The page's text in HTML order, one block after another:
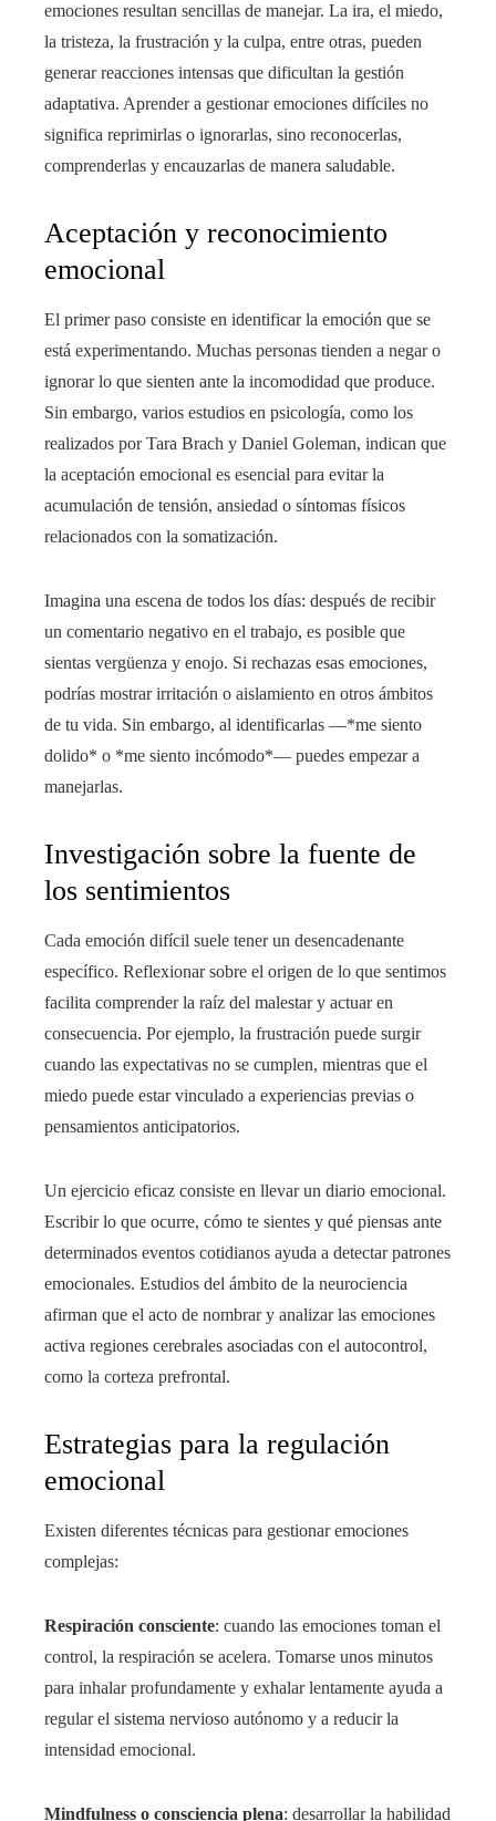
emociones resultan sencillas de manejar. La ira, el miedo,
la tristeza, la frustración y la culpa, entre otras, pueden
generar reacciones intensas que dificultan la gestión
adaptativa. Aprender a gestionar emociones difíciles no
significa reprimirlas o ignorarlas, sino reconocerlas,
comprenderlas y encauzarlas de manera saludable.
Aceptación y reconocimiento
emocional
El primer paso consiste en identificar la emoción que se
está experimentando. Muchas personas tienden a negar o
ignorar lo que sienten ante la incomodidad que produce.
Sin embargo, varios estudios en psicología, como los
realizados por Tara Brach y Daniel Goleman, indican que
la aceptación emocional es esencial para evitar la
acumulación de tensión, ansiedad o síntomas físicos
relacionados con la somatización.
Imagina una escena de todos los días: después de recibir
un comentario negativo en el trabajo, es posible que
sientas vergüenza y enojo. Si rechazas esas emociones,
podrías mostrar irritación o aislamiento en otros ámbitos
de tu vida. Sin embargo, al identificarlas —*me siento
dolido* o *me siento incómodo*— puedes empezar a
manejarlas.
Investigación sobre la fuente de
los sentimientos
Cada emoción difícil suele tener un desencadenante
específico. Reflexionar sobre el origen de lo que sentimos
facilita comprender la raíz del malestar y actuar en
consecuencia. Por ejemplo, la frustración puede surgir
cuando las expectativas no se cumplen, mientras que el
miedo puede estar vinculado a experiencias previas o
pensamientos anticipatorios.
Un ejercicio eficaz consiste en llevar un diario emocional.
Escribir lo que ocurre, cómo te sientes y qué piensas ante
determinados eventos cotidianos ayuda a detectar patrones
emocionales. Estudios del ámbito de la neurociencia
afirman que el acto de nombrar y analizar las emociones
activa regiones cerebrales asociadas con el autocontrol,
como la corteza prefrontal.
Estrategias para la regulación
emocional
Existen diferentes técnicas para gestionar emociones
complejas:
Respiración consciente: cuando las emociones toman el
control, la respiración se acelera. Tomarse unos minutos
para inhalar profundamente y exhalar lentamente ayuda a
regular el sistema nervioso autónomo y a reducir la
intensidad emocional.
Mindfulness o consciencia plena: desarrollar la habilidad